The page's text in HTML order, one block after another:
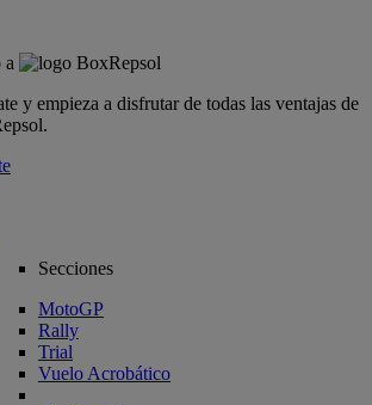
a
y empieza a disfrutar de todas las ventajas de
Secciones
MotoGP
Rally
Trial
Vuelo Acrobático